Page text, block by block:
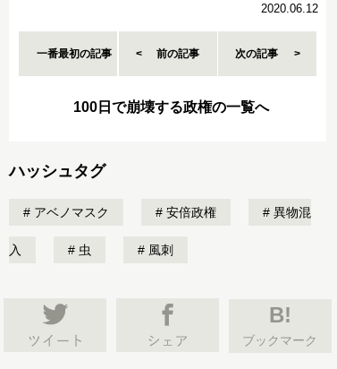
2020.06.12
一番最初の記事 前の記事 次の記事
100日で崩壊する政権の一覧へ
ハッシュタグ
アベノマスク 安倍政権 異物混
入 虫 風刺
B!
ブックマーク